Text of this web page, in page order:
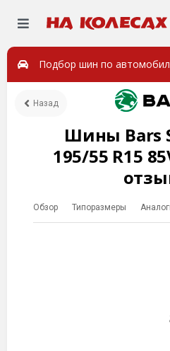
Подбор шин по
Назад
Шины Bars
195/55 R15
Обзор Типоразмеры